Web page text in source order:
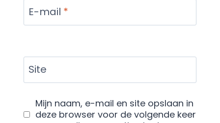
E-mail *
Site
Mijn naam, e-mail en site opslaan in
deze browser voor de volgende keer